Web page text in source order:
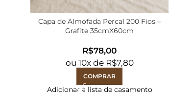
Capa de Almofada Percal 200 Fios –
Grafite 35cmX60cm
R$
ou 10x de R$7,80
COMPRAR
Adicionar à lista de casamento